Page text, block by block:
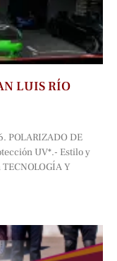
LUIS RÍO
POLARIZADO DE
UV*.- Estilo y
Y